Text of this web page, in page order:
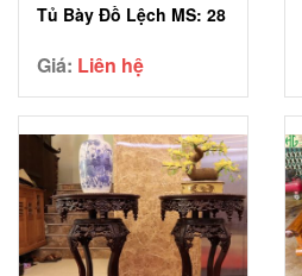
Tủ Bày Đồ Lệch MS: 28
Giá: Liên hệ